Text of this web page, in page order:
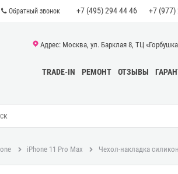
Обратный звонок +7 (495) 294 44 46 +7 (977)
Адрес: Москва, ул. Барклая 8, ТЦ
TRADE-IN РЕМОНТ ОТЗЫВЫ
iPhone 11 Pro Max Чехол-накладка